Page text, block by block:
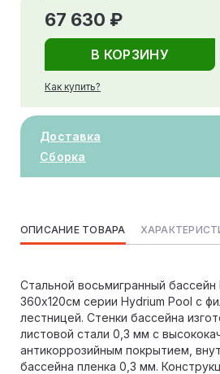
67 630 ₽
В КОРЗИНУ
Как купить?
Доставка
Сборка
ОПИСАНИЕ ТОВАРА
Стальной восьмигранный бассейн
360х120см серии Hydrium Pool с
лестницей. Стенки бассейна
листовой стали 0,3 мм с
антикоррозийным покрытием,
бассейна пленка 0,3 мм.